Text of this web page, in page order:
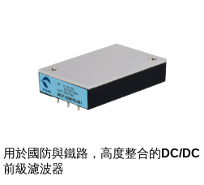
用於國防與鐵路，高度整合的DC/DC
前級濾波器